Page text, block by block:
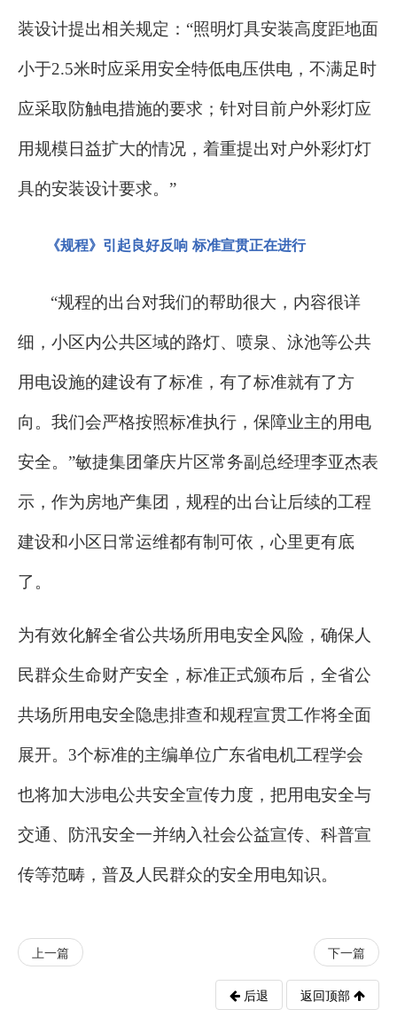
装设计提出相关规定：“照明灯具安装高度距地面
小于2.5米时应采用安全特低电压供电，不满足时
应采取防触电措施的要求；针对目前户外彩灯应
用规模日益扩大的情况，着重提出对户外彩灯灯
具的安装设计要求。”
《规程》引起良好反响 标准宣贯正在进行
“规程的出台对我们的帮助很大，内容很详
细，小区内公共区域的路灯、喷泉、泳池等公共
用电设施的建设有了标准，有了标准就有了方
向。我们会严格按照标准执行，保障业主的用电
安全。”敏捷集团肇庆片区常务副总经理李亚杰表
示，作为房地产集团，规程的出台让后续的工程
建设和小区日常运维都有制可依，心里更有底
了。
为有效化解全省公共场所用电安全风险，确保人
民群众生命财产安全，标准正式颁布后，全省公
共场所用电安全隐患排查和规程宣贯工作将全面
展开。3个标准的主编单位广东省电机工程学会
也将加大涉电公共安全宣传力度，把用电安全与
交通、防汛安全一并纳入社会公益宣传、科普宣
传等范畴，普及人民群众的安全用电知识。
上一篇 下一篇
后退 返回顶部